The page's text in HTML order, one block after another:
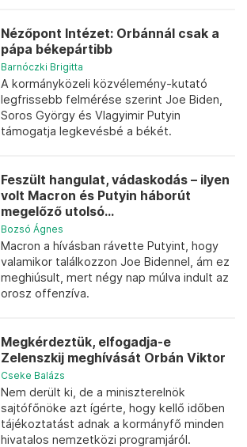
Nézőpont Intézet: Orbánnál csak a
pápa békepártibb
Barnóczki Brigitta
A kormányközeli közvélemény-kutató
legfrissebb felmérése szerint Joe Biden,
Soros György és Vlagyimir Putyin
támogatja legkevésbé a békét.
Feszült hangulat, vádaskodás – ilyen
volt Macron és Putyin háborút
megelőző utolsó...
Bozsó Ágnes
Macron a hívásban rávette Putyint, hogy
valamikor találkozzon Joe Bidennel, ám ez
meghiúsult, mert négy nap múlva indult az
orosz offenzíva.
Megkérdeztük, elfogadja-e
Zelenszkij meghívását Orbán Viktor
Cseke Balázs
Nem derült ki, de a miniszterelnök
sajtófőnöke azt ígérte, hogy kellő időben
tájékoztatást adnak a kormányfő minden
hivatalos nemzetközi programjáról.